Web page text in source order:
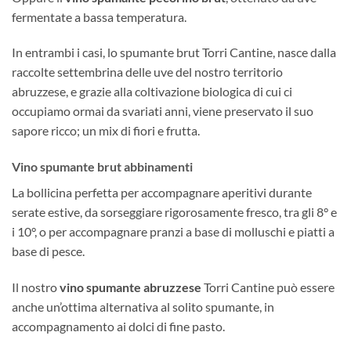
fermentate a bassa temperatura.
In entrambi i casi, lo spumante brut Torri Cantine, nasce dalla
raccolte settembrina delle uve del nostro territorio
abruzzese, e grazie alla coltivazione biologica di cui ci
occupiamo ormai da svariati anni, viene preservato il suo
sapore ricco; un mix di fiori e frutta.
Vino spumante brut abbinamenti
La bollicina perfetta per accompagnare aperitivi durante
serate estive, da sorseggiare rigorosamente fresco, tra gli 8° e
i 10°, o per accompagnare pranzi a base di molluschi e piatti a
base di pesce.
Il nostrovino spumante abruzzese Torri Cantine può essere
anche un’ottima alternativa al solito spumante, in
accompagnamento ai dolci di fine pasto.